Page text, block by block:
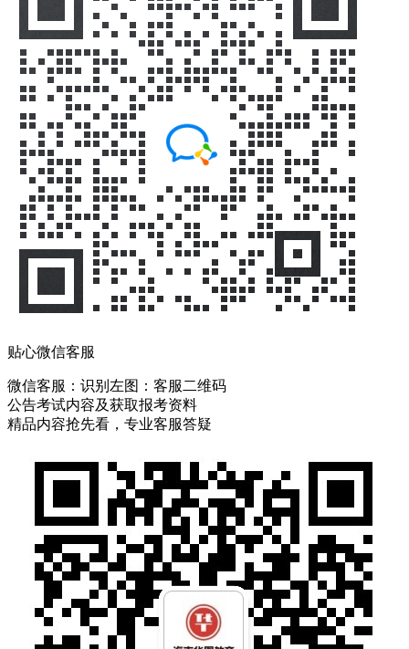
贴心微信客服
微信客服： 识别左图：客服二维码
公告考试内容及获取报考资料
精品内容抢先看，专业客服答疑